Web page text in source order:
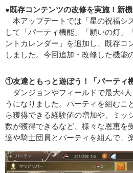
●既存コンテンツの改修を実施！新機
本アップデートでは「星の祝福シ
して「パーティ機能」「願いの灯」
ントカレンダー」を追加し、既存コ
しました。今回追加・改修した機能
①友達ともっと遊ぼう！「パーティ
ダンジョンやフィールドで最大4
うになりました。パーティを組むこ
ら獲得できる経験値の増加や、ミッ
数が獲得できるなど、様々な恩恵を
達や騎士団員とパーティを組んで、